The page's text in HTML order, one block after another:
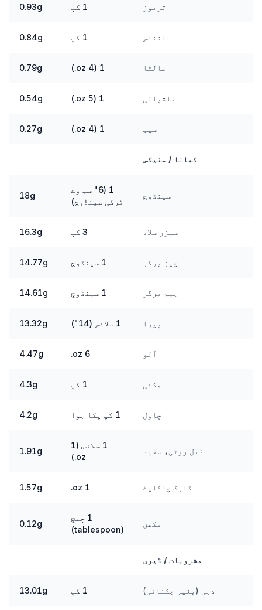
تربوز 1 کپ 0.93g
انناس 1 کپ 0.84g
مالٹا 1 (4 oz.)
0.79g
ناشپاتی 1 (5 oz.)
0.54g
سیب 1 (4 oz.)
0.27g
کھانا / سنیکس
سینڈوچ
1 (6" سب وے
ٹرکی سینڈوچ)
18g
سیزر سلاد 3 کپ 16.3g
چیز برگر 1 سینڈوچ 14.77g
ہیم برگر 1 سینڈوچ 14.61g
پیزا 1 سلائس (14") 13.32g
آلو 6 oz.
4.47g
مکئی 1 کپ 4.3g
چاول 1 کپ پکا ہوا 4.2g
ڈبل روٹی، سفید
1 سلائس (1
oz.)
1.91g
ڈارک چاکلیٹ 1 oz.
1.57g
مکھن
1 چمچ
(tablespoon)
0.12g
مشروبات / ڈیری
دہی (بغیر چکنائی) 1 کپ 13.01g